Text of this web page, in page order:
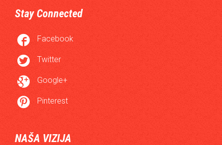
Stay Connected
 Facebook
 Twitter
 Google+
 Pinterest
NAŠA VIZIJA